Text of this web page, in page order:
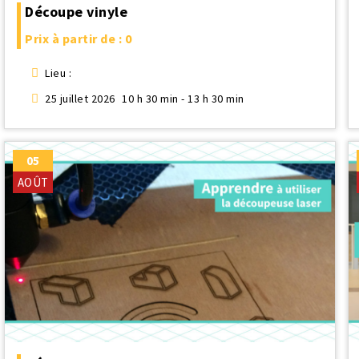
Découpe vinyle
Prix à partir de : 0
Lieu :
25 juillet 2026 10 h 30 min - 13 h 30 min
05
AOÛT